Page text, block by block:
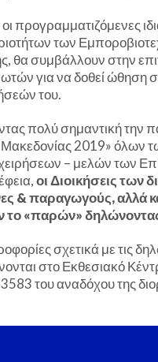
προγραμματιζόμενες
των
θα συμβάλλουν στην
για να δοθεί ώθηση
του.
πολύ σημαντική την
Μακεδονίας 2019» όλων
– μελών των
οι Διοικήσεις των
& παραγωγούς, αλλά
«παρών»
σχετικά με τις
στο Εκθεσιακό
του αναδόχου της